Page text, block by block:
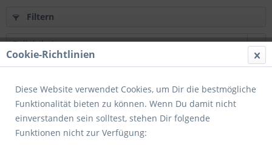
Filtern
Merken
Cookie-Richtlinien
Diese Website verwendet Cookies, um Dir die bestmögliche
Funktionalität bieten zu können. Wenn Du damit nicht
einverstanden sein solltest, stehen Dir folgende
Funktionen nicht zur Verfügung: